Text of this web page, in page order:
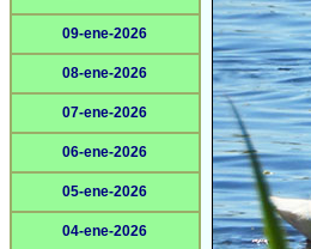
09-ene-2026
08-ene-2026
07-ene-2026
06-ene-2026
05-ene-2026
04-ene-2026